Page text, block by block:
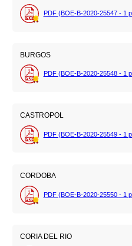
PDF (BOE-B-2020-25547 - 1
BURGOS
PDF (BOE-B-2020-25548 - 1
CASTROPOL
PDF (BOE-B-2020-25549 - 1
CORDOBA
PDF (BOE-B-2020-25550 - 1
CORIA DEL RIO